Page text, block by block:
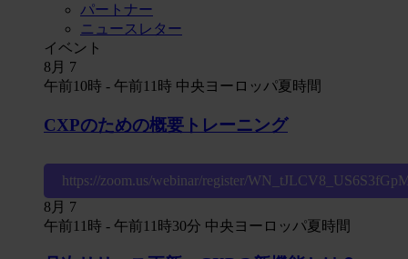
パートナー
ニュースレター
イベント
8月 7
午前10時 - 午前11時 中央ヨーロッパ夏時間
CXPのための概要トレーニング
https://zoom.us/webinar/register/
8月 7
午前11時 - 午前11時30分 中央ヨーロッパ夏時間